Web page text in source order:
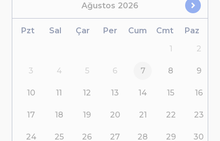
Ağustos 2026
Pzt Sal Çar Per Cum Cmt
Paz
1
2
3 4 5 6 7 8 9
10 11 12 13 14 15 16
17 18 19 20 21 22 23
24 25 26 27 28 29 30